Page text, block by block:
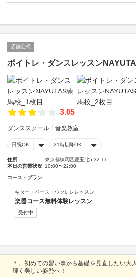
店舗公式
ボイトレ・ダンスレッスン
3.05
ダンススクール 音楽教室
日祝OK 21時以降OK
住所
東京都練馬区豊玉北5-32-11
本日の営業状況 10:00〜22:00
コース・プラン
ギター・ベース・ウクレレレッスン
楽器コース無料体験レッスン
受付中
＊。初めての習い事から基礎を見直したい大
輝く美しい姿勢へ！